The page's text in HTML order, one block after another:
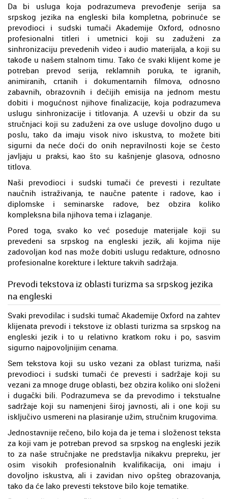
Da bi usluga koja podrazumeva prevođenje serija sa
srpskog jezika na engleski bila kompletna, pobrinuće se
prevodioci i sudski tumači Akademije Oxford, odnosno
profesionalni titleri i umetnici koji su zaduženi za
sinhronizaciju prevedenih video i audio materijala, a koji su
takođe u našem stalnom timu. Tako će svaki klijent kome je
potreban prevod serija, reklamnih poruka, te igranih,
animiranih, crtanih i dokumentarnih filmova, odnosno
zabavnih, obrazovnih i dečijih emisija na jednom mestu
dobiti i mogućnost njihove finalizacije, koja podrazumeva
uslugu sinhronizacije i titlovanja. A uzevši u obzir da su
stručnjaci koji su zaduženi za ove usluge dovoljno dugo u
poslu, tako da imaju visok nivo iskustva, to možete biti
sigurni da neće doći do onih nepravilnosti koje se često
javljaju u praksi, kao što su kašnjenje glasova, odnosno
titlova.
Naši prevodioci i sudski tumači će prevesti i rezultate
naučnih istraživanja, te naučne patente i radove, kao i
diplomske i seminarske radove, bez obzira koliko
kompleksna bila njihova tema i izlaganje.
Pored toga, svako ko već poseduje materijale koji su
prevedeni sa srpskog na engleski jezik, ali kojima nije
zadovoljan kod nas može dobiti uslugu redakture, odnosno
profesionalne korekture i lekture takvih sadržaja.
Prevodi tekstova iz oblasti turizma sa srpskog jezika
na engleski
Svaki prevodilac i sudski tumač Akademije Oxford na zahtev
klijenata prevodi i tekstove iz oblasti turizma sa srpskog na
engleski jezik i to u relativno kratkom roku i po, sasvim
sigurno najpovoljnijim cenama.
Sem tekstova koji su usko vezani za oblast turizma, naši
prevodioci i sudski tumači će prevesti i sadržaje koji su
vezani za mnoge druge oblasti, bez obzira koliko oni složeni
i dugački bili. Podrazumeva se da prevodimo i tekstualne
sadržaje koji su namenjeni široj javnosti, ali i one koji su
isključivo usmereni na plasiranje užim, stručnim krugovima.
Jednostavnije rečeno, bilo koja da je tema i složenost teksta
za koji vam je potreban prevod sa srpskog na engleski jezik
to za naše stručnjake ne predstavlja nikakvu prepreku, jer
osim visokih profesionalnih kvalifikacija, oni imaju i
dovoljno iskustva, ali i zavidan nivo opšteg obrazovanja,
tako da će lako prevesti tekstove bilo koje tematike.